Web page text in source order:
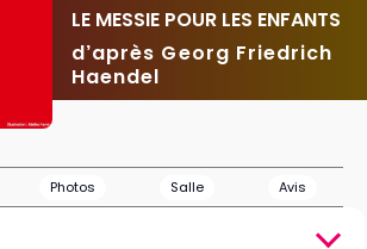
LE MESSIE POUR LES ENFANTS
d’après Georg Friedrich
Haendel
Photos Salle Avis